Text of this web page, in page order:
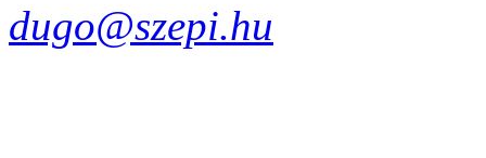
dugo@szepi.hu